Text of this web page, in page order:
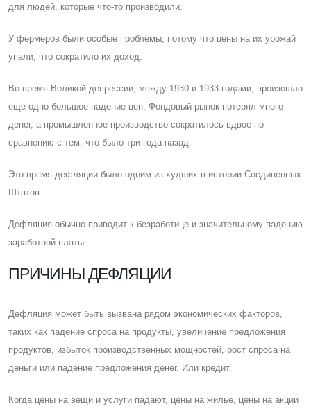
для людей, которые что-то производили.
У фермеров были особые проблемы, потому что цены на их урожай
упали, что сократило их доход.
Во время Великой депрессии, между 1930 и 1933 годами, произошло
еще одно большое падение цен. Фондовый рынок потерял много
денег, а промышленное производство сократилось вдвое по
сравнению с тем, что было три года назад.
Это время дефляции было одним из худших в истории Cоединенных
Штатов.
Дефляция обычно приводит к безработице и значительному падению
заработной платы.
ПРИЧИНЫ ДЕФЛЯЦИИ
Дефляция может быть вызвана рядом экономических факторов,
таких как падение спроса на продукты, увеличение предложения
продуктов, избыток производственных мощностей, рост спроса на
деньги или падение предложения денег. Или кредит.
Когда цены на вещи и услуги падают, цены на жилье, цены на акции